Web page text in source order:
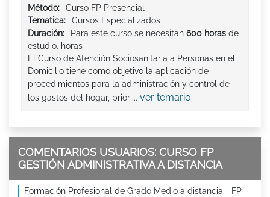
Método:
Curso FP Presencial
Tematica:
Cursos Especializados
Duración:
Para este curso se necesitan 600 horas de
estudio. horas
El Curso de Atención Sociosanitaria a Personas en el
Domicilio tiene como objetivo la aplicación de
procedimientos para la administración y control de
los gastos del hogar, priori... ver temario
COMENTARIOS USUARIOS: CURSO FP
GESTIÓN ADMINISTRATIVA A DISTANCIA
Formación Profesional de Grado Medio a distancia - FP